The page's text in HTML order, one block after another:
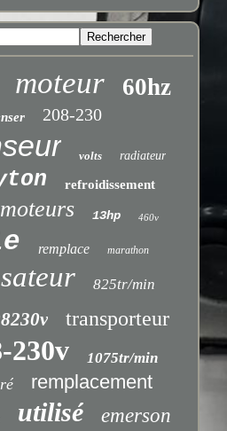
moteur 60hz
208-230
volts radiateur
refroidissement
moteurs 13hp 460v
remplace marathon
825tr/min
transporteur
230v 1075tr/min
remplacement
utilisé emerson